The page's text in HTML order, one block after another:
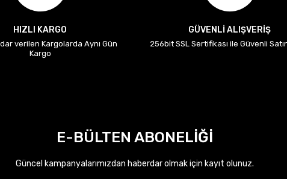
HIZLI KARGO
verilen Kargolarda Aynı Gün
Kargo
GÜVENLİ ALIŞVERİŞ
256bit SSL Sertifikası ile Güvenli
E-BÜLTEN ABONELİĞİ
Güncel kampanyalarımızdan haberdar olmak için kayıt olunuz.